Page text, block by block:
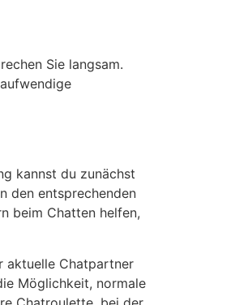
Sie langsam.
kannst du zunächst
den entsprechenden
beim Chatten helfen,
aktuelle Chatpartner
Möglichkeit, normale